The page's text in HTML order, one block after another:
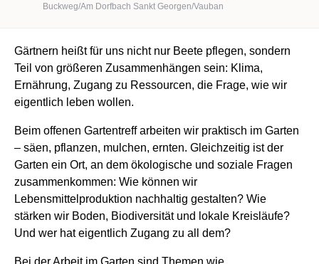
Buckweg/Am Dorfbach Sankt Georgen/Vauban
Gärtnern heißt für uns nicht nur Beete pflegen, sondern
Teil von größeren Zusammenhängen sein: Klima,
Ernährung, Zugang zu Ressourcen, die Frage, wie wir
eigentlich leben wollen.
Beim offenen Gartentreff arbeiten wir praktisch im Garten
– säen, pflanzen, mulchen, ernten. Gleichzeitig ist der
Garten ein Ort, an dem ökologische und soziale Fragen
zusammenkommen: Wie können wir
Lebensmittelproduktion nachhaltig gestalten? Wie
stärken wir Boden, Biodiversität und lokale Kreisläufe?
Und wer hat eigentlich Zugang zu all dem?
Bei der Arbeit im Garten sind Themen wie